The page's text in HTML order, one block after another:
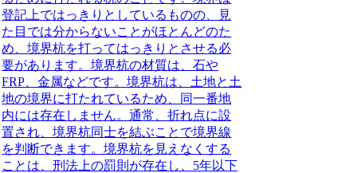
登記上ではっきりとしているものの、見
た目では分からないことがほとんどのた
め、境界杭を打ってはっきりとさせる必
要があります。境界杭の材質は、石や
FRP、金属などです。境界杭は、土地と土
地の境界に打たれているため、同一番地
内には存在しません。通常、折れ点に設
置され、境界杭同士を結ぶことで境界線
を判断できます。境界杭を見えなくする
ことは、刑法上の罰則が存在し、5年以下